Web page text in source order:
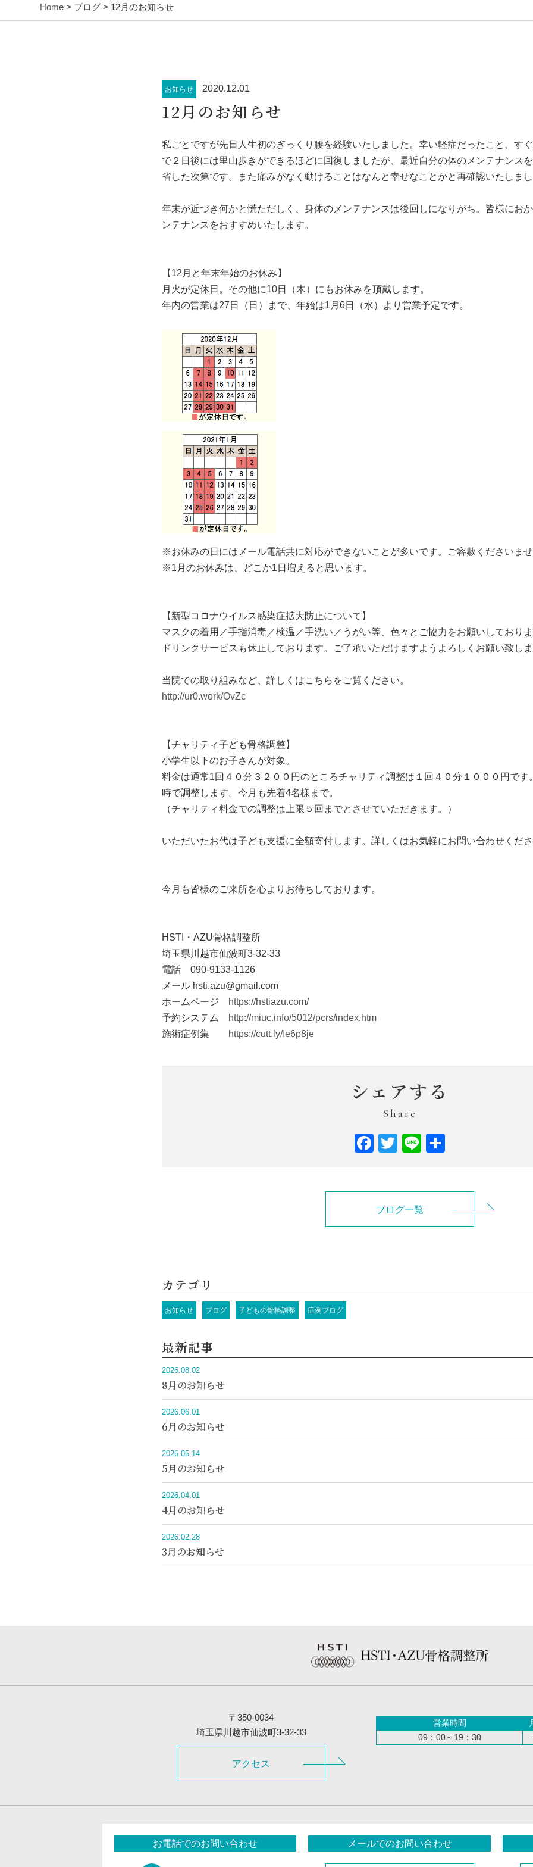
Home > ブログ > 12月のお知らせ
お知らせ 2020.12.01
12月のお知らせ
私ごとですが先日人生初のぎっくり腰を経験いたしました。幸い軽症だったこと、す
で２日後には里山歩きができるほどに回復しましたが、最近自分の体のメンテナンス
省した次第です。また痛みがなく動けることはなんと幸せなことかと再確認いたしま
年末が近づき何かと慌ただしく、身体のメンテナンスは後回しになりがち。皆様にお
ンテナンスをおすすめいたします。
【12月と年末年始のお休み】
月火が定休日。その他に10日（木）にもお休みを頂戴します。
年内の営業は27日（日）まで、年始は1月6日（水）より営業予定です。
※お休みの日にはメール電話共に対応ができないことが多いです。ご容赦くださいま
※1月のお休みは、どこか1日増えると思います。
【新型コロナウイルス感染症拡大防止について】
マスクの着用／手指消毒／検温／手洗い／うがい等、色々とご協力をお願いしており
ドリンクサービスも休止しております。ご了承いただけますようよろしくお願い致し
当院での取り組みなど、詳しくはこちらをご覧ください。
http://ur0.work/OvZc
【チャリティ子ども骨格調整】
小学生以下のお子さんが対象。
料金は通常1回４０分３２００円のところチャリティ調整は１回４０分１０００円です
時で調整します。今月も先着4名様まで。
（チャリティ料金での調整は上限５回までとさせていただきます。）
いただいたお代は子ども支援に全額寄付します。詳しくはお気軽にお問い合わせくだ
今月も皆様のご来所を心よりお待ちしております。
HSTI・AZU骨格調整所
埼玉県川越市仙波町3-32-33
電話 090-9133-1126
メール hsti.azu@gmail.com
ホームページ
https://hstiazu.com/
予約システム
http://miuc.info/5012/pcrs/index.htm
施術症例集
https://cutt.ly/Ie6p8je
シェアする
Share
Facebook
Twitter
Line
ブログ一覧
カテゴリ
お知らせ ブログ 子どもの骨格調整 症例ブログ
最新記事
2026.08.02
8月のお知らせ
2026.06.01
6月のお知らせ
2026.05.14
5月のお知らせ
2026.04.01
4月のお知らせ
2026.02.28
3月のお知らせ
〒350-0034
埼玉県川越市仙波町3-32-33
アクセス
営業時間
09：00～19：30
お電話でのお問い合わせ メールでのお問い合わせ